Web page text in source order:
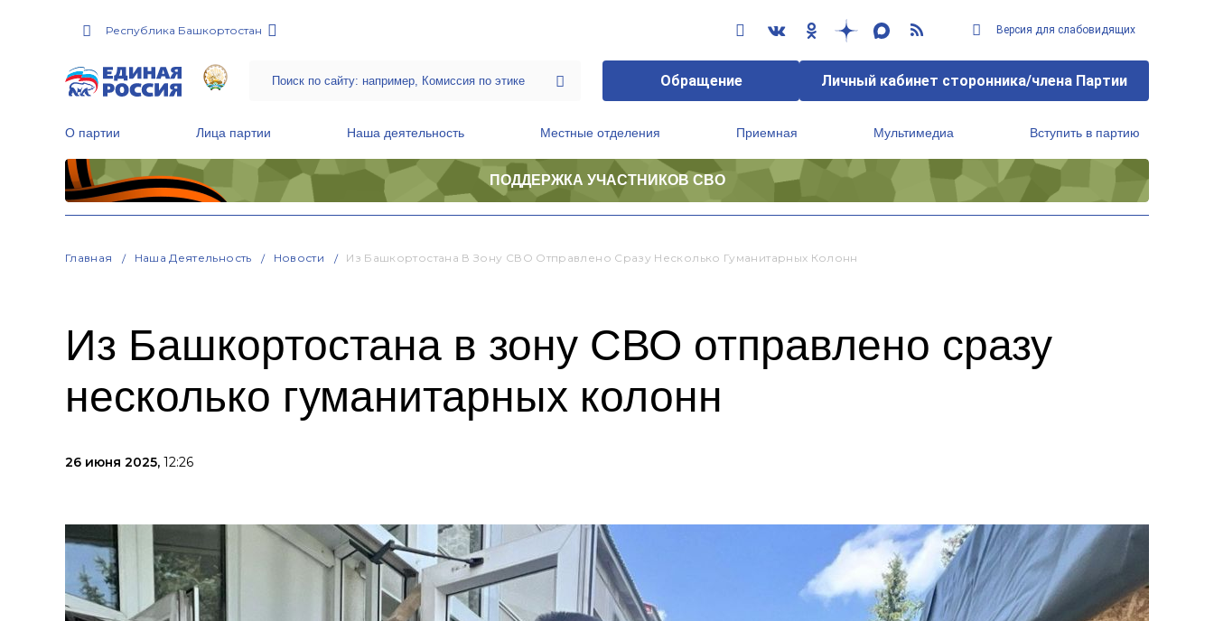
Республика Башкортостан Версия для слабовидящих
Обращение Личный кабинет сторонника/члена Партии
О партии Лица партии Наша деятельность Местные отделения Приемная Мультимедиа Вступить в партию
ПОДДЕРЖКА УЧАСТНИКОВ СВО
Главная Наша Деятельность Новости Из Башкортостана В Зону СВО Отправлено Сразу Несколько Гуманитарных Колонн
Из Башкортостана в зону СВО отправлено сразу
несколько гуманитарных колонн
26 июня 2025, 12:26